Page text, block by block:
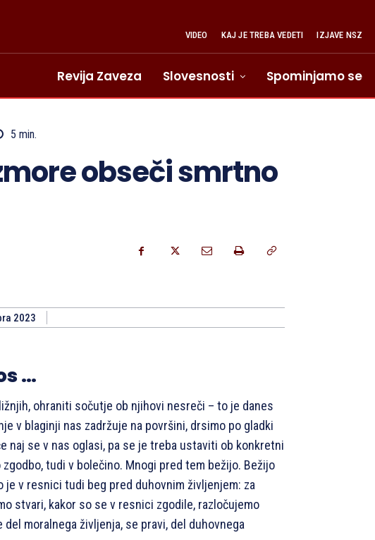
VIDEO KAJ JE TREBA VEDETI IZJAVE NSZ
Revija Zaveza Slovesnosti Spominjamo se
5 min.
obseči smrtno
2023
…
ohraniti sočutje ob njihovi nesreči – to je danes
v blaginji nas zadržuje na površini, drsimo po gladki
naj se v nas oglasi, pa se je treba ustaviti ob konkretni
tudi v bolečino. Mnogi pred tem bežijo. Bežijo
je v resnici tudi beg pred duhovnim življenjem: za
stvari, kakor so se v resnici zgodile, razločujemo
moralnega življenja, se pravi, del duhovnega